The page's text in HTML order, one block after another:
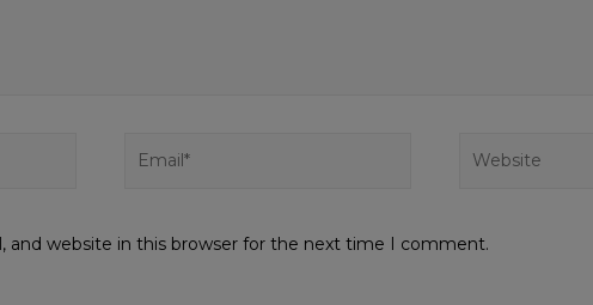
and website in this browser for the next time I comment.